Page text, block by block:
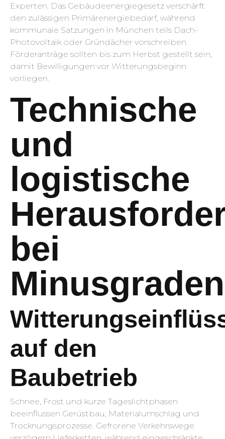
Experten. Das Gebäudeenergiegesetz verschärft
den zulässigen Primärenergiebedarf, während
kommunale Satzungen in München teils Dach-
Photovoltaik oder Gründächer vorschreiben.
Förderanträge sollten bis zum Herbst gestellt sein,
damit Bewilligungen vor Witterungsbeginn
vorliegen.
Technische
und
logistische
bei
Minusgraden
auf den
Baubetrieb
Schnee, Frost und kurze Tageslichtphasen
beeinflussen Gerüstbau, Materialumschlag und
Trocknungsprozesse. Gefrorene Verkehrswege